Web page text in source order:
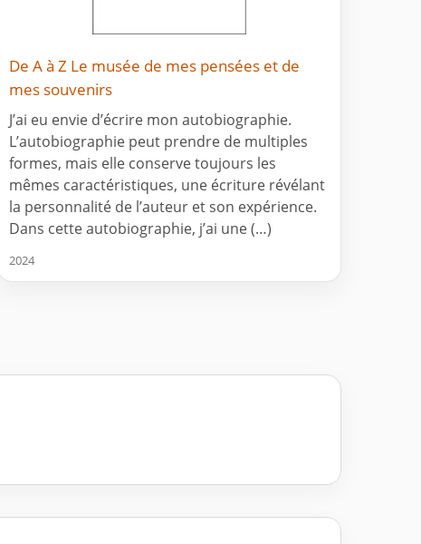
De A à Z Le musée de mes pensées et de
mes souvenirs
J’ai eu envie d’écrire mon autobiographie.
L’autobiographie peut prendre de multiples
formes, mais elle conserve toujours les
mêmes caractéristiques, une écriture révélant
la personnalité de l’auteur et son expérience.
Dans cette autobiographie, j’ai une (…)
2024